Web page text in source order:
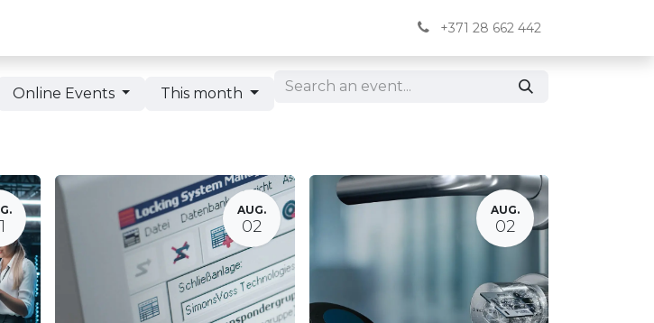
BUJ Kontakti
+371 28 662 442
Online Events This month
AUG.
02
AUG.
02